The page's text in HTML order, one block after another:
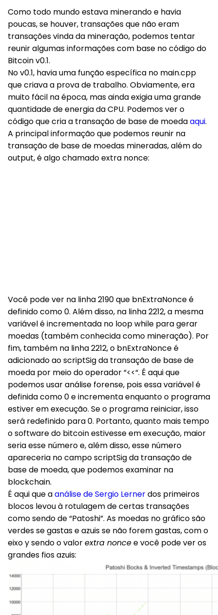
Como todo mundo estava minerando e havia
poucas, se houver, transações que não eram
transações vinda da mineração, podemos tentar
reunir algumas informações com base no código do
Bitcoin v0.1.
No v0.1, havia uma função específica no main.cpp
que criava a prova de trabalho. Obviamente, era
muito fácil na época, mas ainda exigia uma grande
quantidade de energia da CPU. Podemos ver o
código que cria a transação de base de moedaaqui.
A principal informação que podemos reunir na
transação de base de moedas mineradas, além do
output, é algo chamadoextra nonce:
Você pode ver na linha 2190 que bnExtraNonce é
definido como 0. Além disso, na linha 2212, a mesma
variável é incrementada no loop while para gerar
moedas (também conhecida como mineração). Por
fim, também na linha 2212, o bnExtraNonce é
adicionado ao scriptSig da transação de base de
moeda por meio do operador “<<“. É aqui que
podemos usar análise forense, pois essa variável é
definida como 0 e incrementa enquanto o programa
estiver em execução. Se o programa reiniciar, isso
será redefinido para 0. Portanto, quanto mais tempo
o software do bitcoin estivesse em execução, maior
seria esse número e, além disso, esse número
apareceria no campo scriptSig da transação de
base de moeda, que podemos examinar na
blockchain.
É aqui que aanálise de Sergio Lernerdos primeiros
blocos levou à rotulagem de certas transações
como sendo de “Patoshi”. As moedas no gráfico são
verdes se gastas e azuis se não forem gastas, com o
eixo y sendo o valorextra noncee você pode ver os
grandes fios azuis: